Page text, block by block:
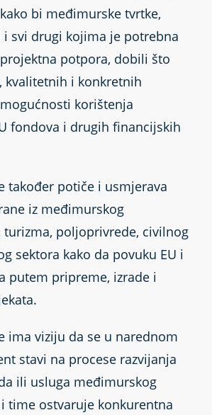
bi međimurske tvrtke,
i svi drugi kojima je potrebna
potpora, dobili što
kvalitetnih i konkretnih
korištenja
fondova i drugih financijskih
također potiče i usmjerava
iz međimurskog
turizma, poljoprivrede, civilnog
sektora kako da povuku EU i
putem pripreme, izrade i
ima viziju da se u narednom
stavi na procese razvijanja
ili usluga međimurskog
time ostvaruje konkurentna